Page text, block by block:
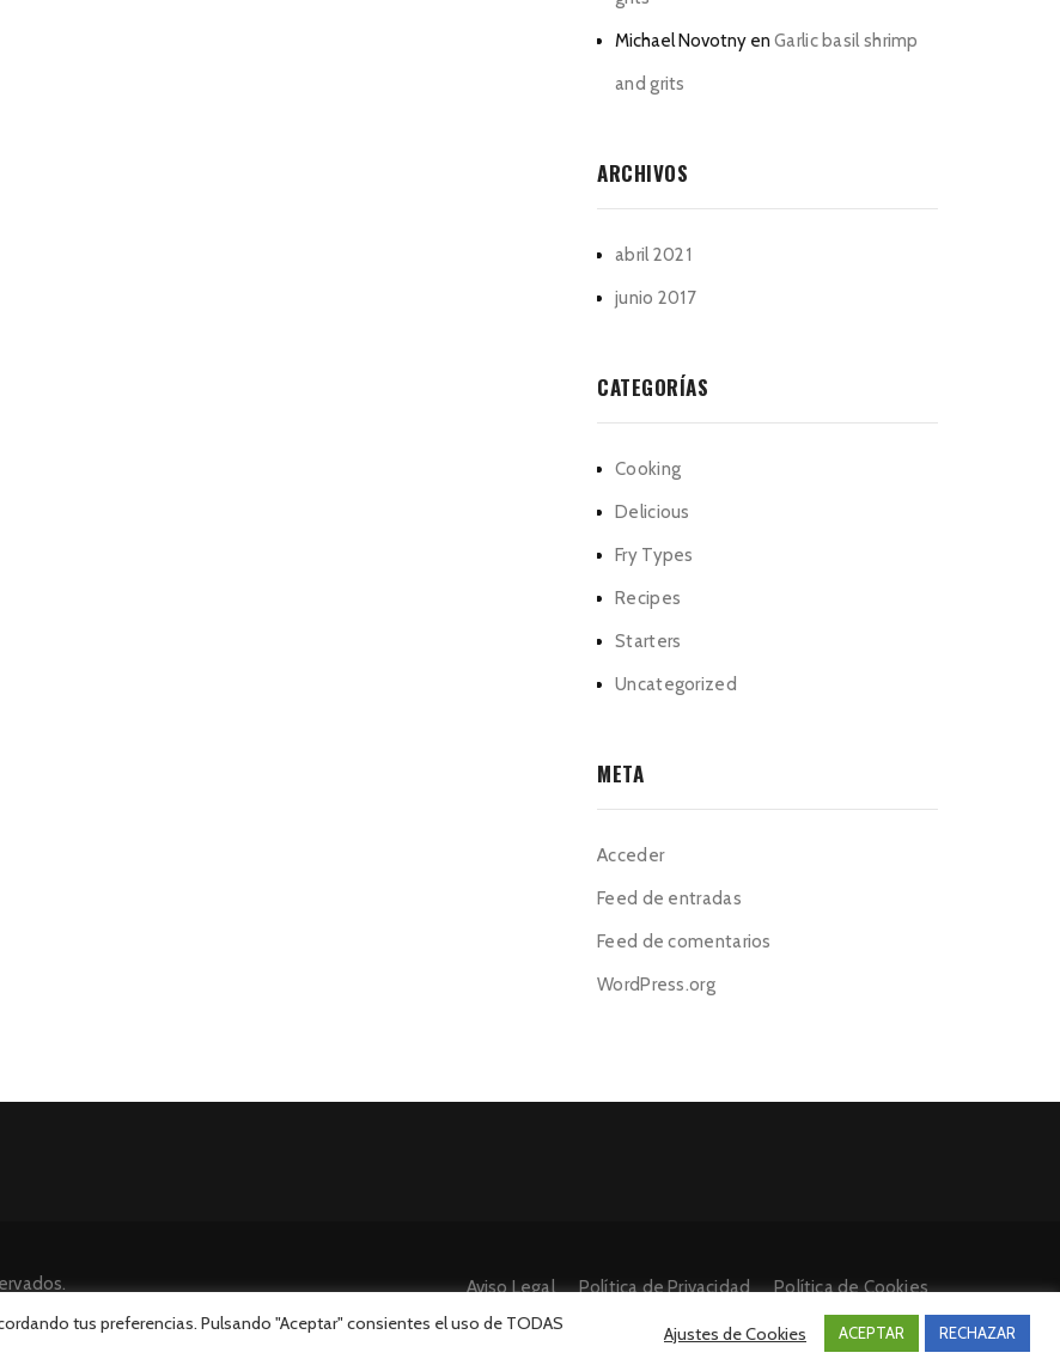
Michael Novotny en Garlic basil shrimp
and grits
ARCHIVOS
abril 2021
junio 2017
CATEGORÍAS
Cooking
Delicious
Fry Types
Recipes
Starters
Uncategorized
META
Acceder
Feed de entradas
Feed de comentarios
WordPress.org
Aviso Legal Política de Privacidad
Política de Cookies
tus preferencias. Pulsando "Aceptar" consientes el uso de TODAS
Ajustes de Cookies ACEPTAR RECHAZAR